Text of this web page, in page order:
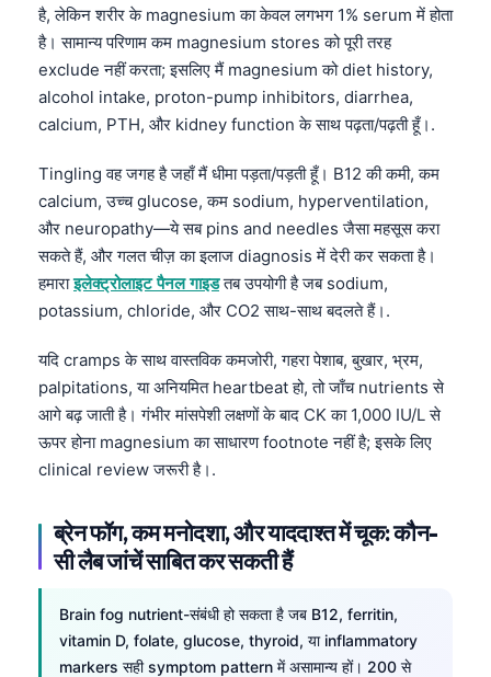
है, लेकिन शरीर के magnesium का केवल लगभग 1% serum में होता
है। सामान्य परिणाम कम magnesium stores को पूरी तरह
exclude नहीं करता; इसलिए मैं magnesium को diet history,
alcohol intake, proton-pump inhibitors, diarrhea,
calcium, PTH, और kidney function के साथ पढ़ता/पढ़ती हूँ।.
Tingling वह जगह है जहाँ मैं धीमा पड़ता/पड़ती हूँ। B12 की कमी, कम
calcium, उच्च glucose, कम sodium, hyperventilation,
और neuropathy—ये सब pins and needles जैसा महसूस करा
सकते हैं, और गलत चीज़ का इलाज diagnosis में देरी कर सकता है।
हमाराइलेक्ट्रोलाइट पैनल गाइडतब उपयोगी है जब sodium,
potassium, chloride, और CO2 साथ-साथ बदलते हैं।.
यदि cramps के साथ वास्तविक कमजोरी, गहरा पेशाब, बुखार, भ्रम,
palpitations, या अनियमित heartbeat हो, तो जाँच nutrients से
आगे बढ़ जाती है। गंभीर मांसपेशी लक्षणों के बाद CK का 1,000 IU/L से
ऊपर होना magnesium का साधारण footnote नहीं है; इसके लिए
clinical review जरूरी है।.
ब्रेन फॉग, कम मनोदशा, और याददाश्त में चूक: कौन-
सी लैब जांचें साबित कर सकती हैं
Brain fog nutrient-संबंधी हो सकता है जब B12, ferritin,
vitamin D, folate, glucose, thyroid, या inflammatory
markers सही symptom pattern में असामान्य हों। 200 से